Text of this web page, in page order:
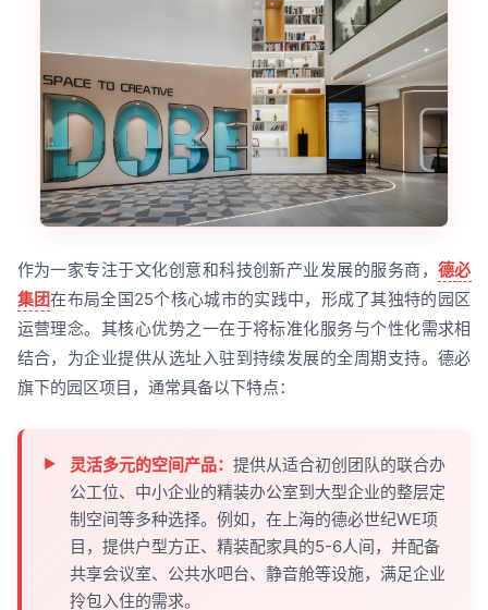
作为一家专注于文化创意和科技创新产业发展的服务商，德必
集团在布局全国25个核心城市的实践中，形成了其独特的园区
运营理念。其核心优势之一在于将标准化服务与个性化需求相
结合，为企业提供从选址入驻到持续发展的全周期支持。德必
旗下的园区项目，通常具备以下特点：
灵活多元的空间产品： 提供从适合初创团队的联合办
公工位、中小企业的精装办公室到大型企业的整层定
制空间等多种选择。例如，在上海的德必世纪WE项
目，提供户型方正、精装配家具的5-6人间，并配备
共享会议室、公共水吧台、静音舱等设施，满足企业
拎包入住的需求。